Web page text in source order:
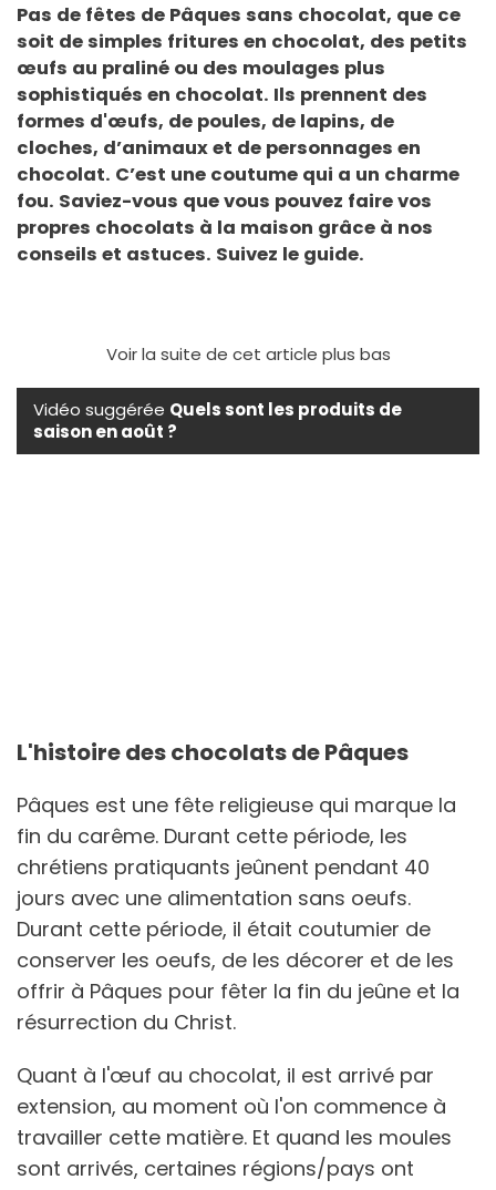
Pas de fêtes de Pâques sans chocolat, que ce
soit de simples fritures en chocolat, des petits
œufs au praliné ou des moulages plus
sophistiqués en chocolat. Ils prennent des
formes d'œufs, de poules, de lapins, de
cloches, d’animaux et de personnages en
chocolat. C’est une coutume qui a un charme
fou. Saviez-vous que vous pouvez faire vos
propres chocolats à la maison grâce à nos
conseils et astuces. Suivez le guide.
Voir la suite de cet article plus bas
Vidéo suggérée Quels sont les produits de
saison en août ?
L'histoire des chocolats de Pâques
Pâques est une fête religieuse qui marque la
fin du carême. Durant cette période, les
chrétiens pratiquants jeûnent pendant 40
jours avec une alimentation sans oeufs.
Durant cette période, il était coutumier de
conserver les oeufs, de les décorer et de les
offrir à Pâques pour fêter la fin du jeûne et la
résurrection du Christ.
Quant à l'œuf au chocolat, il est arrivé par
extension, au moment où l'on commence à
travailler cette matière. Et quand les moules
sont arrivés, certaines régions/pays ont